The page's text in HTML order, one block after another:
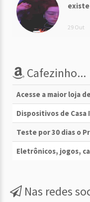
existe
29 Out
Cafezinho...
Acesse a maior loja
Dispositivos de
Teste por 30 dias o
Eletrônicos, jogos,
Nas redes